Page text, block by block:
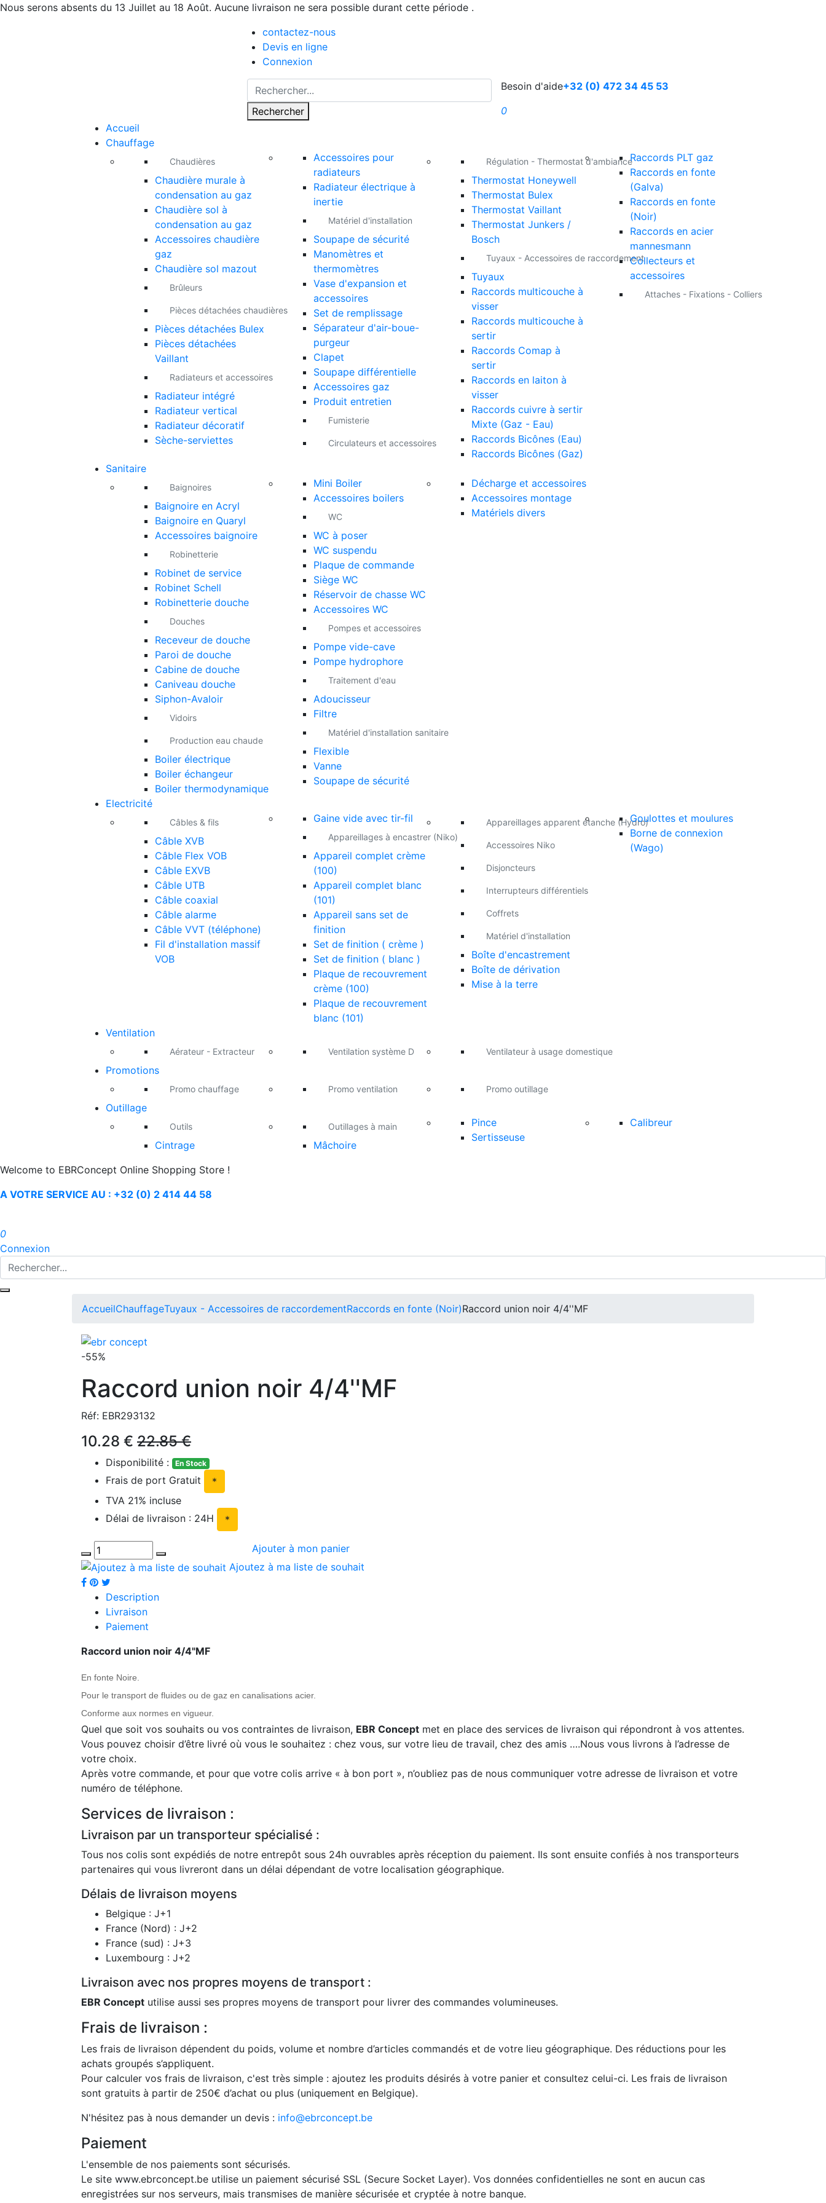
Nous serons absents du 13 Juillet au 18 Août. Aucune livraison ne sera possible durant cette période .
contactez-nous
Devis en ligne
Connexion
Rechercher
Besoin d'aide+32 (0) 472 34 45 53
0
Accueil
Chauffage
Chaudières
Chaudière murale à
condensation au gaz
Chaudière sol à
condensation au gaz
Accessoires chaudière
gaz
Chaudière sol mazout
Brûleurs
Pièces détachées chaudières
Pièces détachées Bulex
Pièces détachées
Vaillant
Radiateurs et accessoires
Radiateur intégré
Radiateur vertical
Radiateur décoratif
Sèche-serviettes
Accessoires pour
radiateurs
Radiateur électrique à
inertie
Matériel d'installation
Soupape de sécurité
Manomètres et
thermomètres
Vase d'expansion et
accessoires
Set de remplissage
Séparateur d'air-boue-
purgeur
Clapet
Soupape différentielle
Accessoires gaz
Produit entretien
Fumisterie
Circulateurs et accessoires
Régulation - Thermostat d'ambiance
Thermostat Honeywell
Thermostat Bulex
Thermostat Vaillant
Thermostat Junkers /
Bosch
Tuyaux - Accessoires de raccordement
Tuyaux
Raccords multicouche à
visser
Raccords multicouche à
sertir
Raccords Comap à
sertir
Raccords en laiton à
visser
Raccords cuivre à sertir
Mixte (Gaz - Eau)
Raccords Bicônes (Eau)
Raccords Bicônes (Gaz)
Raccords PLT gaz
Raccords en fonte
(Galva)
Raccords en fonte
(Noir)
Raccords en acier
mannesmann
Collecteurs et
accessoires
Attaches - Fixations - Colliers
Sanitaire
Baignoires
Baignoire en Acryl
Baignoire en Quaryl
Accessoires baignoire
Robinetterie
Robinet de service
Robinet Schell
Robinetterie douche
Douches
Receveur de douche
Paroi de douche
Cabine de douche
Caniveau douche
Siphon-Avaloir
Vidoirs
Production eau chaude
Boiler électrique
Boiler échangeur
Boiler thermodynamique
Mini Boiler
Accessoires boilers
WC
WC à poser
WC suspendu
Plaque de commande
Siège WC
Réservoir de chasse WC
Accessoires WC
Pompes et accessoires
Pompe vide-cave
Pompe hydrophore
Traitement d'eau
Adoucisseur
Filtre
Matériel d'installation sanitaire
Flexible
Vanne
Soupape de sécurité
Décharge et accessoires
Accessoires montage
Matériels divers
Electricité
Câbles & fils
Câble XVB
Câble Flex VOB
Câble EXVB
Câble UTB
Câble coaxial
Câble alarme
Câble VVT (téléphone)
Fil d'installation massif
VOB
Gaine vide avec tir-fil
Appareillages à encastrer (Niko)
Appareil complet crème
(100)
Appareil complet blanc
(101)
Appareil sans set de
finition
Set de finition ( crème )
Set de finition ( blanc )
Plaque de recouvrement
crème (100)
Plaque de recouvrement
blanc (101)
Appareillages apparent étanche (Hydro)
Accessoires Niko
Disjoncteurs
Interrupteurs différentiels
Coffrets
Matériel d'installation
Boîte d'encastrement
Boîte de dérivation
Mise à la terre
Goulottes et moulures
Borne de connexion
(Wago)
Ventilation
Aérateur - Extracteur Ventilation système D Ventilateur à usage domestique
Promotions
Promo chauffage Promo ventilation Promo outillage
Outillage
Outils
Cintrage
Outillages à main
Mâchoire
Pince
Sertisseuse
Calibreur
Welcome to EBRConcept Online Shopping Store !
A VOTRE SERVICE AU : +32 (0) 2 414 44 58
0
Connexion
AccueilChauffageTuyaux - Accessoires de raccordementRaccords en fonte (Noir)Raccord union noir 4/4''MF
-55%
Raccord union noir 4/4''MF
Réf: EBR293132
10.28 € 22.85 €
Disponibilité : En Stock
Frais de port Gratuit
*
TVA 21% incluse
Délai de livraison : 24H
*
Ajouter à mon panier
Ajoutez à ma liste de souhait
Description
Livraison
Paiement
Raccord union noir 4/4"MF
En fonte Noire.
Pour le transport de fluides ou de gaz en canalisations acier.
Conforme aux normes en vigueur.
Quel que soit vos souhaits ou vos contraintes de livraison, EBR Concept met en place des services de livraison qui répondront à vos attentes.
Vous pouvez choisir d’être livré où vous le souhaitez : chez vous, sur votre lieu de travail, chez des amis ….Nous vous livrons à l’adresse de
votre choix.
Après votre commande, et pour que votre colis arrive « à bon port », n’oubliez pas de nous communiquer votre adresse de livraison et votre
numéro de téléphone.
Services de livraison :
Livraison par un transporteur spécialisé :
Tous nos colis sont expédiés de notre entrepôt sous 24h ouvrables après réception du paiement. Ils sont ensuite confiés à nos transporteurs
partenaires qui vous livreront dans un délai dépendant de votre localisation géographique.
Délais de livraison moyens
Belgique : J+1
France (Nord) : J+2
France (sud) : J+3
Luxembourg : J+2
Livraison avec nos propres moyens de transport :
EBR Concept utilise aussi ses propres moyens de transport pour livrer des commandes volumineuses.
Frais de livraison :
Les frais de livraison dépendent du poids, volume et nombre d’articles commandés et de votre lieu géographique. Des réductions pour les
achats groupés s’appliquent.
Pour calculer vos frais de livraison, c'est très simple : ajoutez les produits désirés à votre panier et consultez celui-ci. Les frais de livraison
sont gratuits à partir de 250€ d’achat ou plus (uniquement en Belgique).
N'hésitez pas à nous demander un devis : info@ebrconcept.be
Paiement
L'ensemble de nos paiements sont sécurisés.
Le site www.ebrconcept.be utilise un paiement sécurisé SSL (Secure Socket Layer). Vos données confidentielles ne sont en aucun cas
enregistrées sur nos serveurs, mais transmises de manière sécurisée et cryptée à notre banque.